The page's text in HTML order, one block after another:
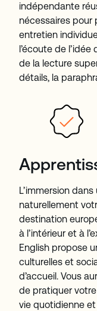
indépendante
nécessaires pour
entretien
l’écoute de
de la lecture
détails, la
L’immersion
naturellement
destination
à l’intérieur et à
English propose
culturelles et
d’accueil. Vous
de pratiquer
vie quotidienne et